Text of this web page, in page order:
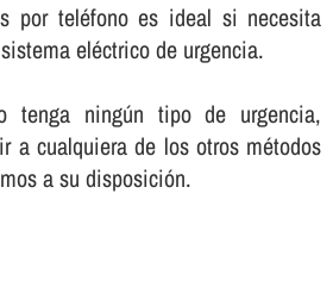
por teléfono es ideal si necesita
eléctrico de urgencia.
tenga ningún tipo de urgencia,
a cualquiera de los otros métodos
a su disposición.